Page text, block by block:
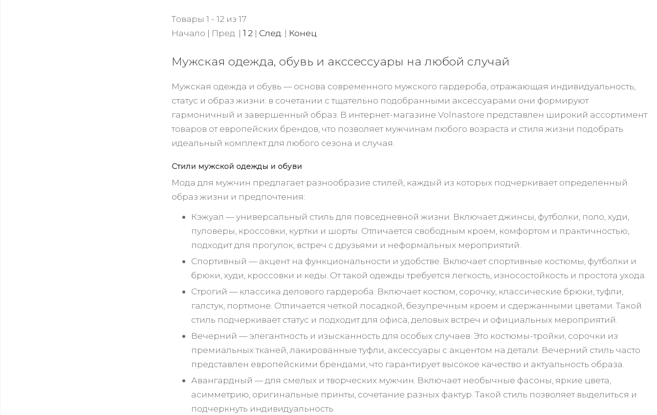
Товары 1 - 12 из 17
Начало | Пред. | 1 2 | След. | Конец
Мужская одежда, обувь и акссессуары на любой случай
Мужская одежда и обувь — основа современного мужского гардероба, отражающая индивидуальность,
статус и образ жизни: в сочетании с тщательно подобранными аксессуарами они формируют
гармоничный и завершенный образ. В интернет-магазине Volnastore представлен широкий ассортимент
товаров от европейских брендов, что позволяет мужчинам любого возраста и стиля жизни подобрать
идеальный комплект для любого сезона и случая.
Стили мужской одежды и обуви
Мода для мужчин предлагает разнообразие стилей, каждый из которых подчеркивает определенный
образ жизни и предпочтения:
Кэжуал — универсальный стиль для повседневной жизни. Включает джинсы, футболки, поло, худи,
пуловеры, кроссовки, куртки и шорты. Отличается свободным кроем, комфортом и практичностью,
подходит для прогулок, встреч с друзьями и неформальных мероприятий.
Спортивный — акцент на функциональности и удобстве. Включает спортивные костюмы, футболки и
брюки, худи, кроссовки и кеды. От такой одежды требуется легкость, износостойкость и простота ухода.
Строгий — классика делового гардероба. Включает костюм, сорочку, классические брюки, туфли,
галстук, портмоне. Отличается четкой посадкой, безупречным кроем и сдержанными цветами. Такой
стиль подчеркивает статус и подходит для офиса, деловых встреч и официальных мероприятий.
Вечерний — элегантность и изысканность для особых случаев. Это костюмы-тройки, сорочки из
премиальных тканей, лакированные туфли, аксессуары с акцентом на детали. Вечерний стиль часто
представлен европейскими брендами, что гарантирует высокое качество и актуальность образа.
Авангардный — для смелых и творческих мужчин. Включает необычные фасоны, яркие цвета,
асимметрию, оригинальные принты, сочетание разных фактур. Такой стиль позволяет выделиться и
подчеркнуть индивидуальность.